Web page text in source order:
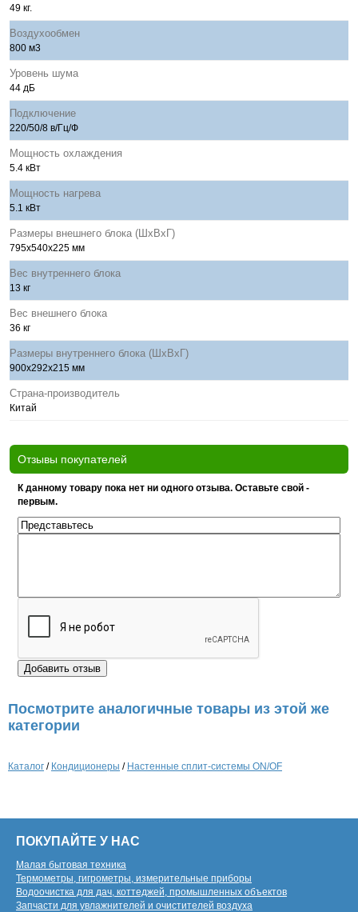
49 кг.
Воздухообмен
800 м3
Уровень шума
44 дБ
Подключение
220/50/8 в/Гц/Ф
Мощность охлаждения
5.4 кВт
Мощность нагрева
5.1 кВт
Размеры внешнего блока (ШхВхГ)
795х540х225 мм
Вес внутреннего блока
13 кг
Вес внешнего блока
36 кг
Размеры внутреннего блока (ШхВхГ)
900х292х215 мм
Страна-производитель
Китай
Отзывы покупателей
К данному товару пока нет ни одного отзыва. Оставьте свой -
первым.
Посмотрите аналогичные товары из этой же
категории
Каталог / Кондиционеры / Настенные сплит-системы ON/OF
ПОКУПАЙТЕ У НАС
Малая бытовая техника
Термометры, гигрометры, измерительные приборы
Водоочистка для дач, коттеджей, промышленных объектов
Запчасти для увлажнителей и очистителей воздуха